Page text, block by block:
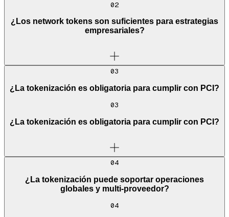
02
¿Los network tokens son suficientes para estrategias
empresariales?
03
¿La tokenización es obligatoria para cumplir con PCI?
03
¿La tokenización es obligatoria para cumplir con PCI?
04
¿La tokenización puede soportar operaciones
globales y multi-proveedor?
04